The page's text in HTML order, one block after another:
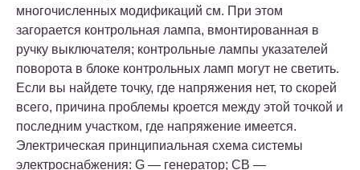
многочисленных модификаций см. При этом
загорается контрольная лампа, вмонтированная в
ручку выключателя; контрольные лампы указателей
поворота в блоке контрольных ламп могут не светить.
Если вы найдете точку, где напряжения нет, то скорей
всего, причина проблемы кроется между этой точкой и
последним участком, где напряжение имеется.
Электрическая принципиальная схема системы
электроснабжения: G — генератор; СВ —